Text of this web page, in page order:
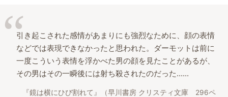
引き起こされた感情があまりにも強烈なために、顔の表情
などでは表現できなかったと思われた。ダーモットは前に
一度こういう表情を浮かべた男の顔を見たことがあるが、
その男はその一瞬後には射ち殺されたのだった......
『鏡は横にひび割れて』（早川書房 クリスティ文庫 296ペ